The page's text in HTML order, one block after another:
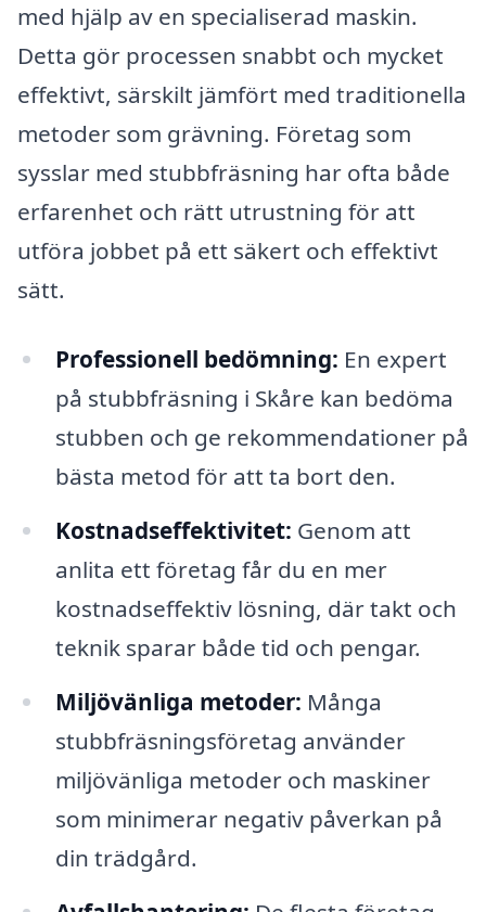
med hjälp av en specialiserad maskin.
Detta gör processen snabbt och mycket
effektivt, särskilt jämfört med traditionella
metoder som grävning. Företag som
sysslar med stubbfräsning har ofta både
erfarenhet och rätt utrustning för att
utföra jobbet på ett säkert och effektivt
sätt.
Professionell bedömning: En expert
på stubbfräsning i Skåre kan bedöma
stubben och ge rekommendationer på
bästa metod för att ta bort den.
Kostnadseffektivitet: Genom att
anlita ett företag får du en mer
kostnadseffektiv lösning, där takt och
teknik sparar både tid och pengar.
Miljövänliga metoder: Många
stubbfräsningsföretag använder
miljövänliga metoder och maskiner
som minimerar negativ påverkan på
din trädgård.